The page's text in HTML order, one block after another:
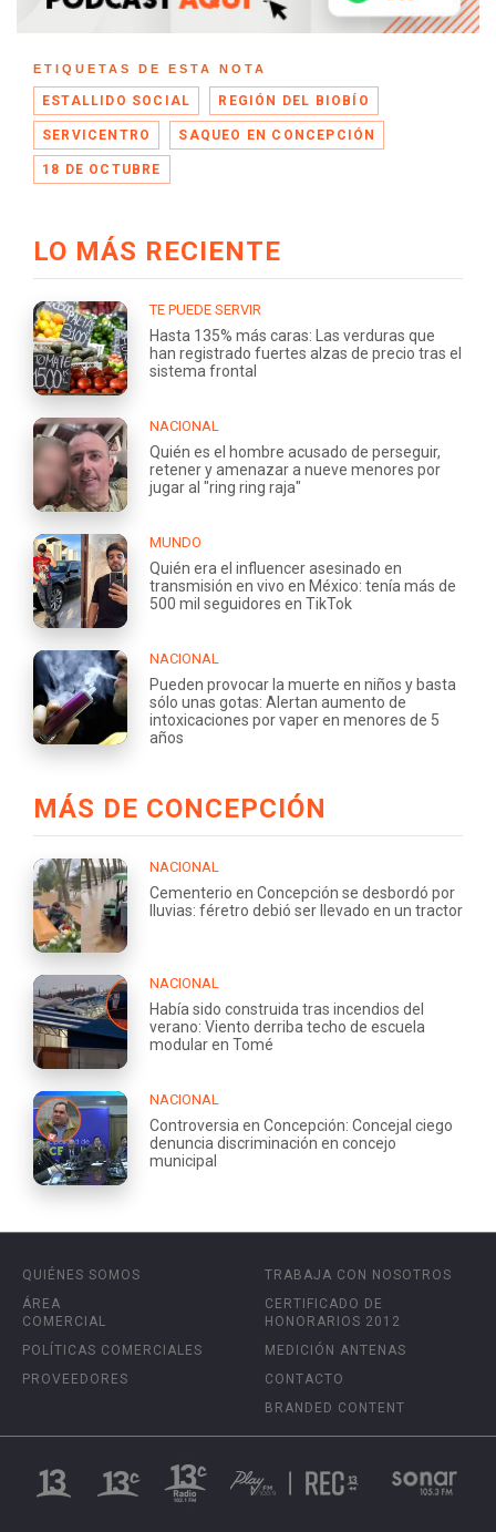
ETIQUETAS DE ESTA NOTA
ESTALLIDO SOCIAL REGIÓN DEL BIOBÍO
SERVICENTRO SAQUEO EN CONCEPCIÓN
18 DE OCTUBRE
LO MÁS RECIENTE
TE PUEDE SERVIR
Hasta 135% más caras: Las verduras que
han registrado fuertes alzas de precio tras el
sistema frontal
NACIONAL
Quién es el hombre acusado de perseguir,
retener y amenazar a nueve menores por
jugar al "ring ring raja"
MUNDO
Quién era el influencer asesinado en
transmisión en vivo en México: tenía más de
500 mil seguidores en TikTok
NACIONAL
Pueden provocar la muerte en niños y basta
sólo unas gotas: Alertan aumento de
intoxicaciones por vaper en menores de 5
años
MÁS DE CONCEPCIÓN
NACIONAL
Cementerio en Concepción se desbordó por
lluvias: féretro debió ser llevado en un tractor
NACIONAL
Había sido construida tras incendios del
verano: Viento derriba techo de escuela
modular en Tomé
NACIONAL
Controversia en Concepción: Concejal ciego
denuncia discriminación en concejo
municipal
QUIÉNES SOMOS
ÁREA
COMERCIAL
POLÍTICAS COMERCIALES
PROVEEDORES
TRABAJA CON NOSOTROS
CERTIFICADO DE
HONORARIOS 2012
MEDICIÓN ANTENAS
CONTACTO
BRANDED CONTENT